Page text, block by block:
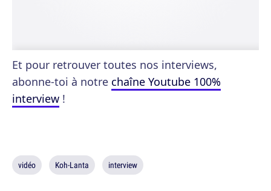
Et pour retrouver toutes nos interviews,
abonne-toi à notre chaîne Youtube 100%
interview !
vidéo Koh-Lanta interview